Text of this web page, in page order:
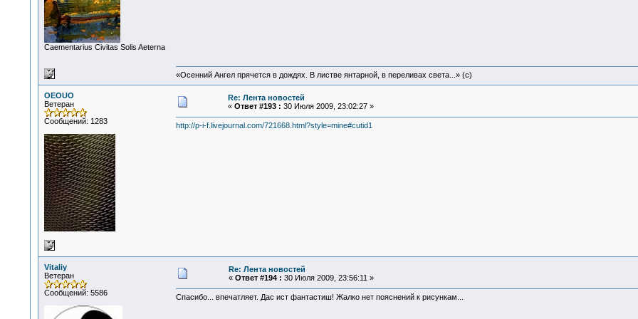
Сaementarius Civitas Solis Aeterna
«Осенний Ангел прячется в дождях. В листве янтарной, в переливах света...» (c)
OEOUO
Ветеран
Сообщений: 1283
Re: Лента новостей
« Ответ #193 : 30 Июля 2009, 23:02:27 »
http://p-i-f.livejournal.com/721668.html?style=mine#cutid1
Vitaliy
Ветеран
Сообщений: 5586
Re: Лента новостей
« Ответ #194 : 30 Июля 2009, 23:56:11 »
Спасибо... впечатляет. Дас ист фантастиш! Жалко нет пояснений к рисункам...